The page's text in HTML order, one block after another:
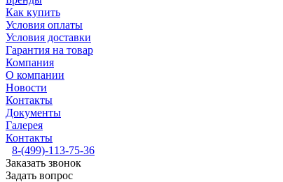
Как купить
Условия оплаты
Условия доставки
Гарантия на товар
Компания
О компании
Новости
Контакты
Документы
Галерея
Контакты
8-(499)-113-75-36
Заказать звонок
Задать вопрос